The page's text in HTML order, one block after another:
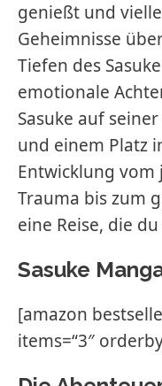
genießt und
Geheimnisse
Tiefen des
emotionale
Sasuke auf
und einem Platz
Entwicklung
Trauma bis zum
eine Reise, die
Sasuke
[amazon
items=“3″